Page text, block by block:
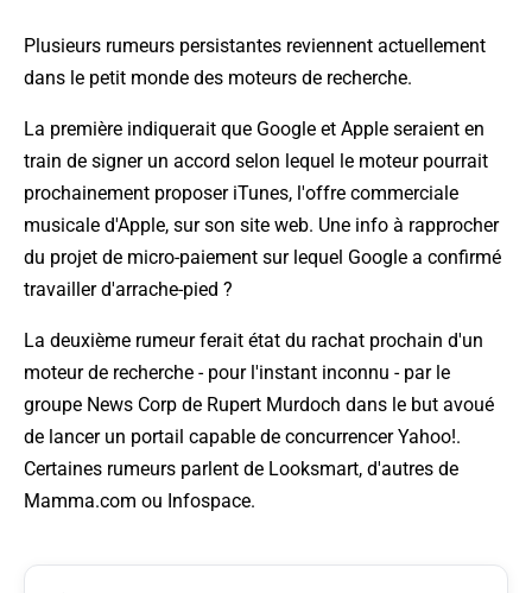
Plusieurs rumeurs persistantes reviennent actuellement
dans le petit monde des moteurs de recherche.
La première indiquerait que Google et Apple seraient en
train de signer un accord selon lequel le moteur pourrait
prochainement proposer iTunes, l'offre commerciale
musicale d'Apple, sur son site web. Une info à rapprocher
du projet de micro-paiement sur lequel Google a confirmé
travailler d'arrache-pied ?
La deuxième rumeur ferait état du rachat prochain d'un
moteur de recherche - pour l'instant inconnu - par le
groupe News Corp de Rupert Murdoch dans le but avoué
de lancer un portail capable de concurrencer Yahoo!.
Certaines rumeurs parlent de Looksmart, d'autres de
Mamma.com ou Infospace.